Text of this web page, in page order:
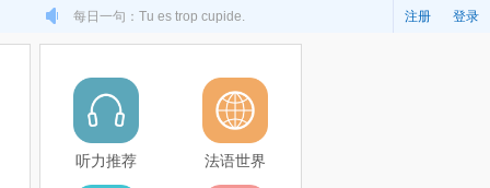
注册 登录
每日一句：Tu es trop cupide.
听力推荐 法语世界